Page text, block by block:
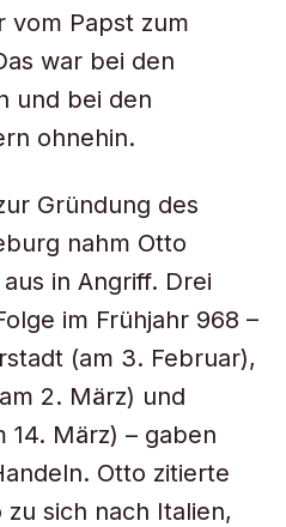
vom Papst zum
war bei den
und bei den
ohnehin.
Gründung des
nahm Otto
in Angriff. Drei
im Frühjahr 968 –
(am 3. Februar),
2. März) und
14. März) – gaben
Otto zitierte
sich nach Italien,